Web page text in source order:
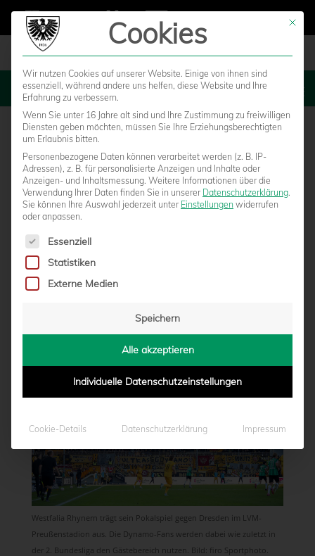
MENU
ZWEIMAL DFB-POKAL IM LVM-
vonMarcel Weskamp|12.06.2026 - 13:14
Westfalia Rhynern trägt sein Pokalspiel gegen Dresden im LVM-
Preußenstadion aus. Die Dynamo-Fans werden dabei wie zuletzt in
der 2. Bundesliga den Gästebereich nutzen. Bild: firo Sportphoto.
Mit
Cookies
Wir nutzen Cookies auf unserer Website. Einige von ihnen sind
essenziell, während andere uns helfen, diese Website und Ihre
Erfahrung zu verbessern.
Wenn Sie unter 16 Jahre alt sind und Ihre Zustimmung zu freiwilligen
Diensten geben möchten, müssen Sie Ihre Erziehungsberechtigten
um Erlaubnis bitten.
Personenbezogene Daten können verarbeitet werden (z. B. IP-
Adressen), z. B. für personalisierte Anzeigen und Inhalte oder
Anzeigen- und Inhaltsmessung. Weitere Informationen über die
Verwendung Ihrer Daten finden Sie in unserer Datenschutzerklärung.
Sie können Ihre Auswahl jederzeit unter Einstellungen widerrufen
oder anpassen.
Es folgt eine Liste der Service-Gruppen, für die eine
Essenziell
Statistiken
Externe Medien
Speichern
Alle akzeptieren
Individuelle Datenschutzeinstellungen
Cookie-Details Datenschutzerklärung Impressum